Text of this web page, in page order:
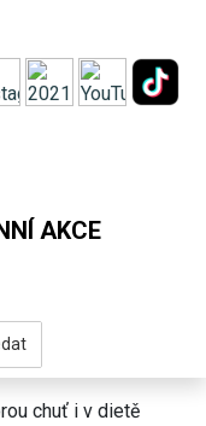
AKCE
chuť i v dietě